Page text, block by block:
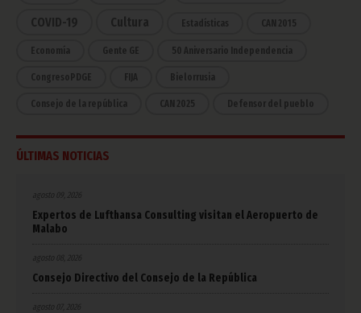
COVID-19 Cultura Estadísticas CAN 2015
Economía Gente GE 50 Aniversario Independencia
CongresoPDGE FIJA Bielorrusia
Consejo de la república CAN 2025 Defensor del pueblo
ÚLTIMAS NOTICIAS
agosto 09, 2026
Expertos de Lufthansa Consulting visitan el Aeropuerto de
Malabo
agosto 08, 2026
Consejo Directivo del Consejo de la República
agosto 07, 2026